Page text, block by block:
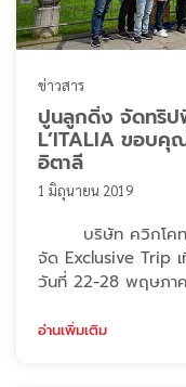
ข่าวสาร
ปูนลูกดิ่ง จัดทริป
L’ITALIA ขอบ
อิตาลี
1 มิถุนายน 2019
บริษัท ควิกโคท โ
จัด Exclusive Trip เ
วันที่ 22-28 พฤษภา
ผ่านมา นำทีมโดย คุณ
อ่านเพิ่มเติม